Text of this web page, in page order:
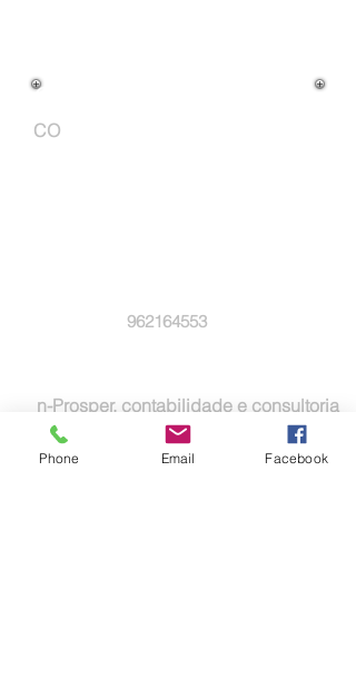
Cargo na Empresa:
CO
962164553
n-Prosper, contabilidade e consultoria
A procura de:
Phone Email Facebook